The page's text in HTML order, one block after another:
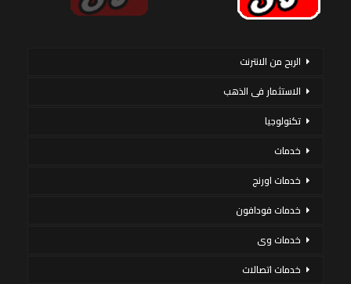
الربح من الانترنت
الاستثمار فى الذهب
تكنولوجيا
خدمات
خدمات اورنج
خدمات فودافون
خدمات وى
خدمات اتصالات